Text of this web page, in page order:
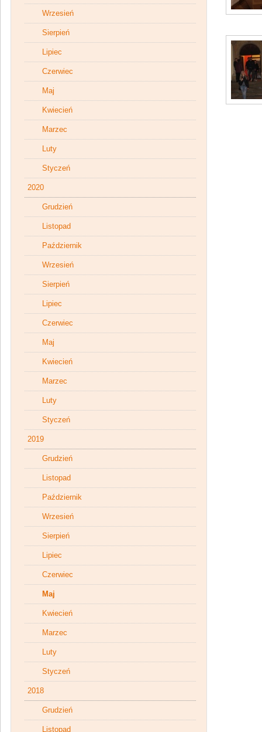
Wrzesień
Sierpień
Lipiec
Czerwiec
Maj
Kwiecień
Marzec
Luty
Styczeń
2020
Grudzień
Listopad
Październik
Wrzesień
Sierpień
Lipiec
Czerwiec
Maj
Kwiecień
Marzec
Luty
Styczeń
2019
Grudzień
Listopad
Październik
Wrzesień
Sierpień
Lipiec
Czerwiec
Maj
Kwiecień
Marzec
Luty
Styczeń
2018
Grudzień
Listopad